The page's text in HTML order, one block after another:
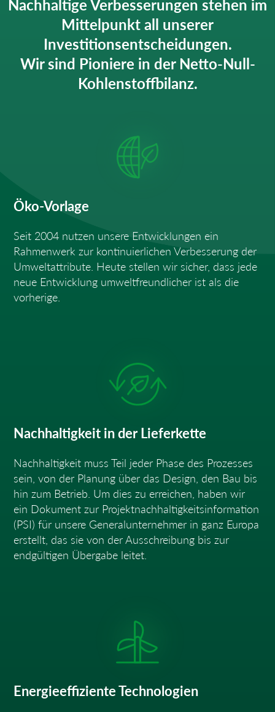
Nachhaltige Verbesserungen stehen im
Mittelpunkt all unserer
Investitionsentscheidungen.
Wir sind Pioniere in der Netto-Null-
Kohlenstoffbilanz.
Öko-Vorlage
Seit 2004 nutzen unsere Entwicklungen ein
Rahmenwerk zur kontinuierlichen Verbesserung der
Umweltattribute. Heute stellen wir sicher, dass jede
neue Entwicklung umweltfreundlicher ist als die
vorherige.
Nachhaltigkeit in der Lieferkette
Nachhaltigkeit muss Teil jeder Phase des Prozesses
sein, von der Planung über das Design, den Bau bis
hin zum Betrieb. Um dies zu erreichen, haben wir
ein Dokument zur Projektnachhaltigkeitsinformation
(PSI) für unsere Generalunternehmer in ganz Europa
erstellt, das sie von der Ausschreibung bis zur
endgültigen Übergabe leitet.
Energieeffiziente Technologien